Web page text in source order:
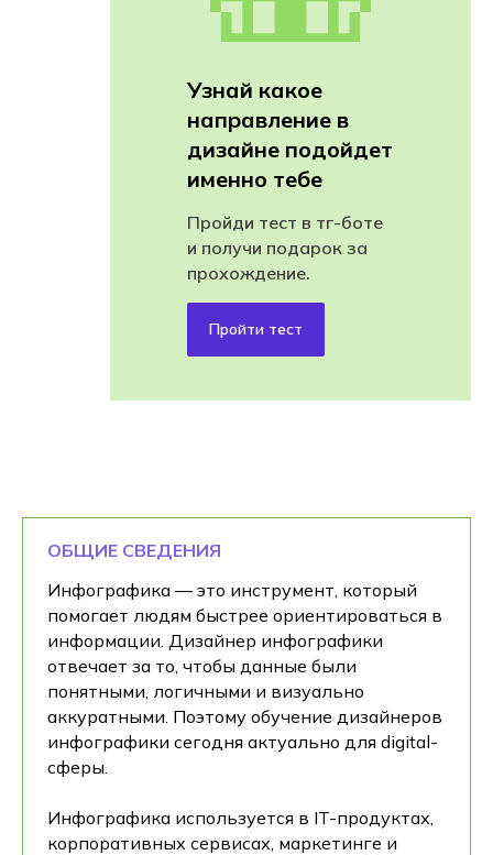
Узнай какое
направление в
дизайне подойдет
именно тебе
Пройди тест в тг-боте
и получи подарок за
прохождение.
Пройти тест
ОБЩИЕ СВЕДЕНИЯ
Инфографика — это инструмент, который
помогает людям быстрее ориентироваться в
информации. Дизайнер инфографики
отвечает за то, чтобы данные были
понятными, логичными и визуально
аккуратными. Поэтому обучение дизайнеров
инфографики сегодня актуально для digital-
сферы.
Инфографика используется в IT-продуктах,
корпоративных сервисах, маркетинге и